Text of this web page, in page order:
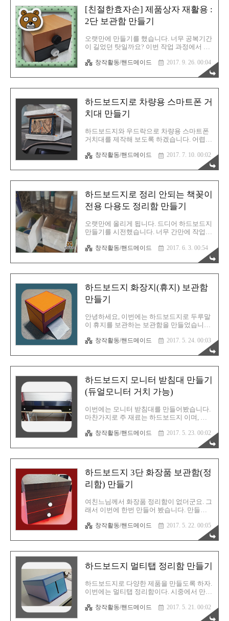
습니다. 그거 보고서 갑자기 뽐뿌가 오더군
요. 괜찮아보였어요. 그러다 문득, 차라리 이
게 그 제품입니다. 가방 겸 거치대까지 되는
나무로 제작된 케이스 입니다. 사실 아이패
니다. 회원분도 이걸 아이패드 거치대 용으
로 사용 중 이었는데 괜찮아 보였어요. 여기..
[친절한효자손] 제품상자 재활용 :
2단 보관함 만들기
오랫만에 만들기를 했습니다. 너무 공복기간
이 길었던 탓일까요? 이번 작업 과정에서 저
다. 그 잠깐 긴장의 끈을 놓치지 않고 사고라
는 녀석은 치고 들어와 버렸습니다. 여러분
들께 다시한번 당부말씀 드리지만, 절대로
칼질을 하실 때에는 긴장의 끈을 놓치시면
친절한효자손 취미생활!글, 사진 및 이미지
▶ CopyLeft(C) 유길용#CopyLeft(C) 는 저작
권의 반대개념으로, "모든것을 공유한다" 는
뜻 입니다##공유라는 개념은 그대로 복붙하
시라는 개념이 아니라, 내용을 응용해서 가
져가시라는 말씀입니다##사진과 이미지의
일부는 퍼온것도 있음을 밝힙니다# 남는 포
장박스로 재활용하자! 2단 보관함 만들기 이
번 작업은 어차피 집에 있..
창작활동/핸드메이드 2017. 9. 26. 00:04
하드보드지로 차량용 스마트폰 거
치대 만들기
하드보드지와 우드락으로 차량용 스마트폰
거치대를 제작해 보도록 하겠습니다. 어렵지
모델에 상관없이 그 어떤 곳에도 거치가 가
능하죠! 스마트폰 거치대 그까이거 얼마 한
다고 뭘 만들고 그러느냐~ 하시는 분들은 지
금바로 다이소 가셔서 구매하시면 되겠지만,
끼신다면 바로 한번 도전해 보시면 될 것 같
습니다^^ 피가되고 살이되는 블로그, 친절한
효자손 취미생활!글, 사진 및 이미지 ▶
CopyLeft(C) 유길용#CopyLeft(C) 는 저작권
의 반대개념으로, "모든것을 공유한다" 는 뜻
입니다##공유라는 개념은 그대로 복붙하시
라는 개념이 아니라, 내용을 응용해서 가져
가시라는 말씀입니다##사진과 이미지의 일
부는 퍼온것도 있음을 밝..
창작활동/핸드메이드 2017. 7. 10. 00:02
하드보드지로 정리 안되는 책꽂이
전용 다용도 정리함 만들기
오랫만에 올리게 됩니다. 드디어 하드보드지
만들기를 시전했습니다. 너무 간만에 작업을
찾고 멋지게 완성시켰습니다. 역시 마음만
먹으면 못 해낼게 없는 것 같아요. 여러분들
도 한번 집에서 나만의 특별한 보관함을 만
들어 보세요! 피가되고 살이되는 블로그, 친
CopyLeft(C) 유길용#CopyLeft(C) 는 저작권
의 반대개념으로, "모든것을 공유한다" 는 뜻
입니다##공유라는 개념은 그대로 복붙하시
라는 개념이 아니라, 내용을 응용해서 가져
가시라는 말씀입니다##사진과 이미지의 일
부는 퍼온것도 있음을 밝힙니다# 정리 안되
는 책꽂이 전용 정리함 만들어서 알뜰하게
사용하기 우선 완성작부터 보여드리자면, 바
로 이겁니다. 예전 책..
창작활동/핸드메이드 2017. 6. 3. 00:54
하드보드지 화장지(휴지) 보관함
만들기
안녕하세요, 이번에는 하드보드지로 두루말
이 휴지를 보관하는 보관함을 만들었습니다.
테일하게 완성해 봤습니다. 아마 조금은 만
드시는데 도움이 될 것이라고 확신합니다.
도면 만드는게 시간이 더 걸리는군요;; ㅎㅎ
피가되고 살이되는 블로그, 친절한효자손 취
길용#CopyLeft(C) 는 저작권의 반대개념으
로, "모든것을 공유한다" 는 뜻 입니다##공유
라는 개념은 그대로 복붙하시라는 개념이 아
니라, 내용을 응용해서 가져가시라는 말씀입
니다##사진과 이미지의 일부는 퍼온것도 있
음을 밝힙니다# 하드보드지 화장지(휴지) 보
관함 만들기 그래도 생각보다는 빨리 끝나서
다행입니다. 이런건 뭐 금방 만듭니다. 두루
말이 휴지는 보관하는..
창작활동/핸드메이드 2017. 5. 24. 00:03
하드보드지 모니터 받침대 만들기
(듀얼모니터 거치 가능)
이번에는 모니터 받침대를 만들어봤습니다.
마찬가지로 주 재료는 하드보드지 이며, 보
폼보드가 더 견고하므로 앞으로는 우드락 보
다는 폼보드를 활용하셔서 만드시는 것을 추
천합니다. 물론! 하드보드지를 폼보드처럼
활용 가능합니다. 말 그대로 여려겹 붙여 활
는 않습니다. 작업시간도 오래걸리죠. 피가
되고 살이되는 블로그, 친절한효자손 취미생
활!글, 사진 및 이미지 ▶ CopyLeft(C) 유길용
#CopyLeft(C) 는 저작권의 반대개념으로,
"모든것을 공유한다" 는 뜻 입니다##공유라
는 개념은 그대로 복붙하시라는 개념이 아니
라, 내용을 응용해서 가져가시라는 말씀입니
다##사진과 이미지의 일부는 퍼온것도 있음
을 밝힙니다# 하드보드지 ..
창작활동/핸드메이드 2017. 5. 23. 00:02
하드보드지 3단 화장품 보관함(정
리함) 만들기
여친느님께서 화장품 정리함이 없더군요. 그
래서 이번에 한번 만들어 봤습니다. 만들고
회도 됬지만, 뭐 하나 더 만들면 되는거니까
요. 이번에는 우드락도 들어갔습니다. 확실
히 다양한 재료가 들어가면 완성도가 더 올
라가는 것 같습니다. 피가되고 살이되는 블
미지 ▶ CopyLeft(C) 유길용#CopyLeft(C) 는
다" 는 뜻 입니다##공유라는 개념은 그대로
복붙하시라는 개념이 아니라, 내용을 응용해
지의 일부는 퍼온것도 있음을 밝힙니다# 하
드보드지 3단 화장품 보관함(정리함) 만들기
창작활동/핸드메이드 2017. 5. 22. 00:05
하드보드지 멀티탭 정리함 만들기
하드보드지로 다양한 제품을 만들도록 하자.
이번에는 멀티탭 정리함이다. 시중에서 만원
하지만 그냥 한번 만들어보고 싶었다. 직접
만들면 크기도 정할 수 있으니 얼마나 유동
창작활동/핸드메이드 2017. 5. 21. 00:02